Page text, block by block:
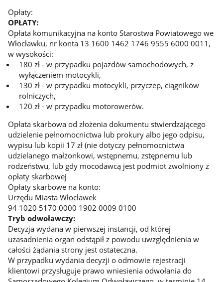
Opłaty:
OPŁATY:
Opłata komunikacyjna na konto Starostwa Powiatowego we
Włocławku, nr konta 13 1600 1462 1746 9555 6000 0011,
w wysokości:
180 zł - w przypadku pojazdów samochodowych, z
wyłączeniem motocykli,
130 zł - w przypadku motocykli, przyczep, ciągników
rolniczych,
120 zł - w przypadku motorowerów.
Opłata skarbowa od złożenia dokumentu stwierdzającego
udzielenie pełnomocnictwa lub prokury albo jego odpisu,
wypisu lub kopii 17 zł (nie dotyczy pełnomocnictwa
udzielanego małżonkowi, wstępnemu, zstępnemu lub
rodzeństwu, lub gdy mocodawcą jest podmiot zwolniony z
opłaty skarbowej
Opłaty skarbowe na konto:
Urzędu Miasta Włocławek
94 1020 5170 0000 1902 0009 0100
Tryb odwoławczy:
Decyzja wydana w pierwszej instancji, od której
uzasadnienia organ odstąpił z powodu uwzględnienia w
całości żądania strony jest ostateczna.
W przypadku wydania decyzji o odmowie rejestracji
klientowi przysługuje prawo wniesienia odwołania do